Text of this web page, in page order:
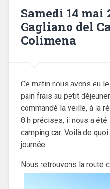
Samedi 14 mai
Gagliano del
Colimena
Ce matin nous avons eu
pain frais au petit
commandé la veille, à la
8 h précises, il nous a
camping car. Voilà de
journée.
Nous retrouvons la route